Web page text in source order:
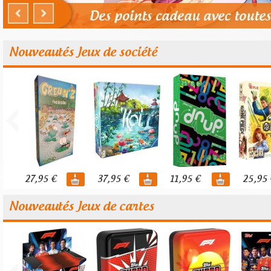
Nouveautés Jeux de société
27,95 € 37,95 € 11,95 € 25,95
Nouveautés Jeux de cartes